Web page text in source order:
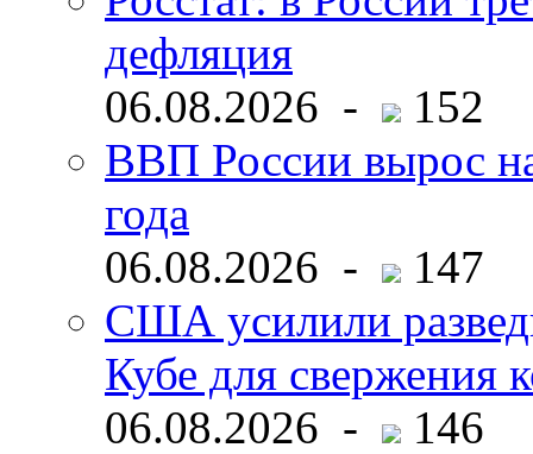
дефляция
06.08.2026 -
152
ВВП России вырос
года
06.08.2026 -
147
США усилили
Кубе для свержения
06.08.2026 -
146